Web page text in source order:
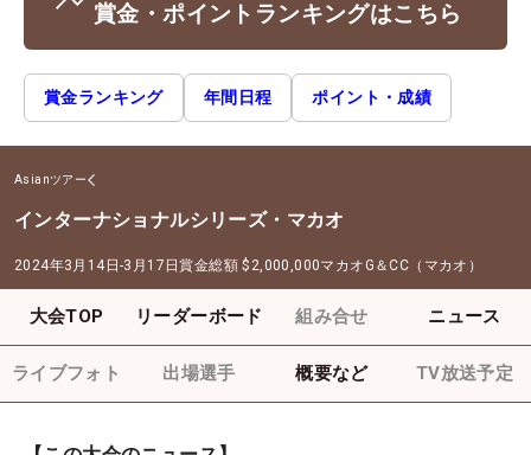
賞金・ポイントランキングはこちら
賞金ランキング 年間日程 ポイント・成績
Asianツアー
インターナショナルシリーズ・マカオ
2024年3月14日-3月17日賞金総額 $2,000,000マカオG＆CC（マカオ）
大会TOP リーダーボード 組み合せ ニュース
ライブフォト 出場選手 概要など TV放送予定